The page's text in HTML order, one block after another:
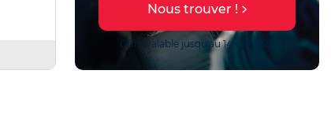
En savoir plus
Offre valable jusqu'au 27/10/2026